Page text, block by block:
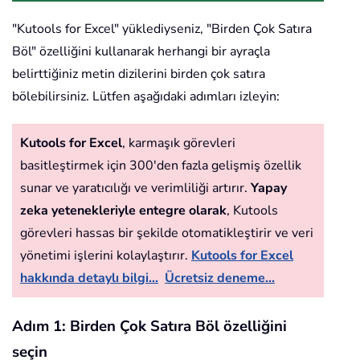
"Kutools for Excel" yüklediyseniz, "Birden Çok Satıra
Böl" özelliğini kullanarak herhangi bir ayraçla
belirttiğiniz metin dizilerini birden çok satıra
bölebilirsiniz. Lütfen aşağıdaki adımları izleyin:
Kutools for Excel, karmaşık görevleri
basitleştirmek için 300'den fazla gelişmiş özellik
sunar ve yaratıcılığı ve verimliliği artırır. Yapay
zeka yetenekleriyle entegre olarak, Kutools
görevleri hassas bir şekilde otomatikleştirir ve veri
yönetimi işlerini kolaylaştırır. Kutools for Excel
hakkında detaylı bilgi... Ücretsiz deneme...
Adım 1: Birden Çok Satıra Böl özelliğini
seçin